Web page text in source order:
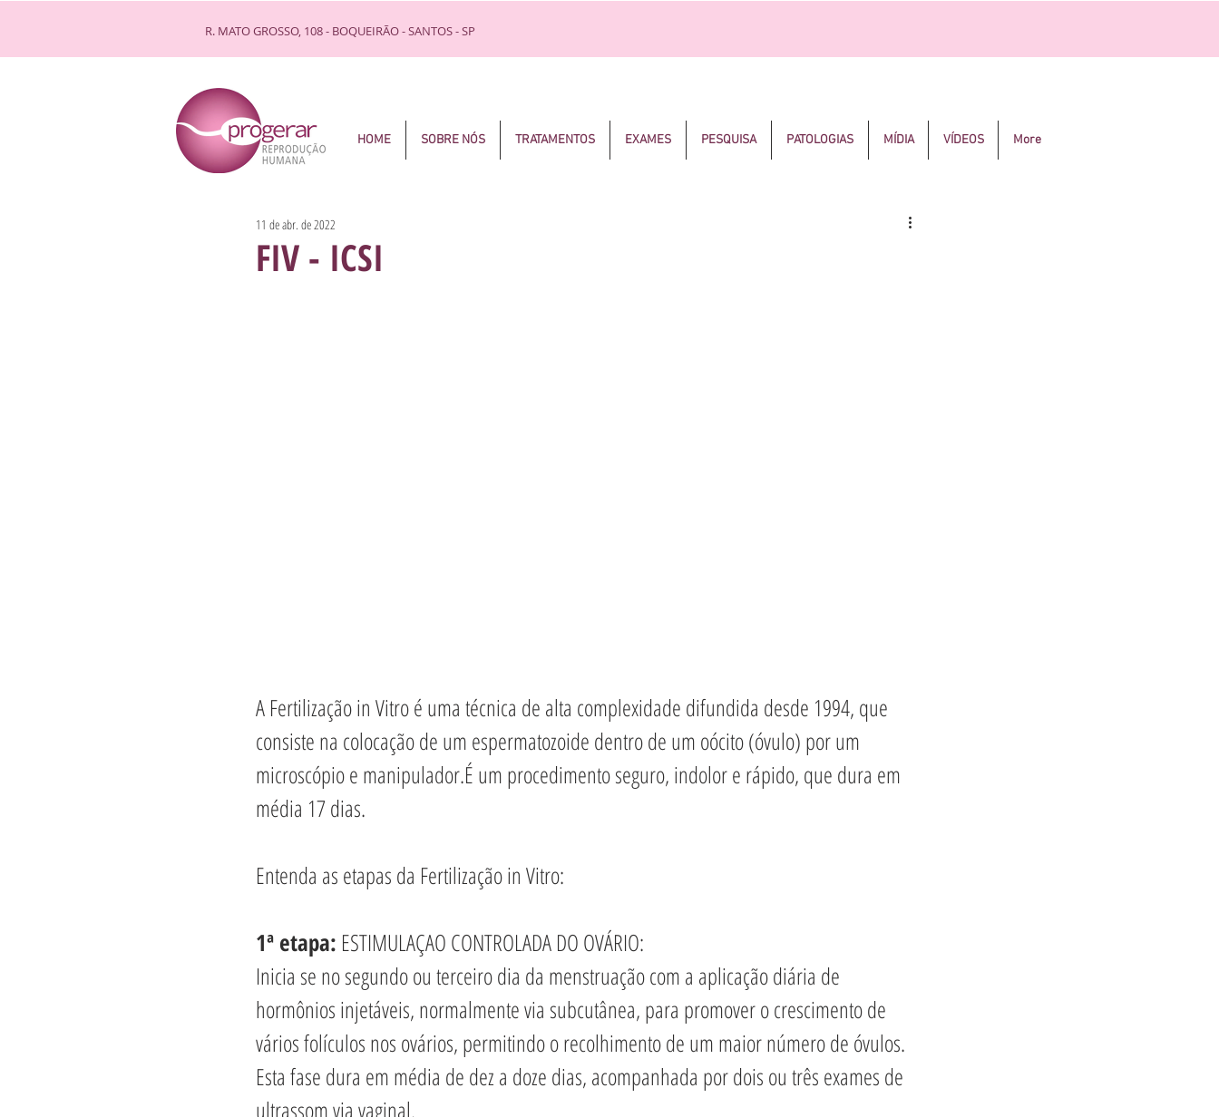
R. MATO GROSSO, 108 - BOQUEIRÃO - SANTOS - SP
HOME SOBRE NÓS TRATAMENTOS EXAMES PESQUISA PATOLOGIAS MÍDIA VÍDEOS More
FIV - ICSI
11 de abr. de 2022
A Fertilização in Vitro é uma técnica de alta complexidade difundida desde 1994, que
consiste na colocação de um espermatozoide dentro de um oócito (óvulo) por um
microscópio e manipulador.É um procedimento seguro, indolor e rápido, que dura em
média 17 dias.
Entenda as etapas da Fertilização in Vitro:
1ª etapa: ESTIMULAÇAO CONTROLADA DO OVÁRIO:
Inicia se no segundo ou terceiro dia da menstruação com a aplicação diária de
hormônios injetáveis, normalmente via subcutânea, para promover o crescimento de
vários folículos nos ovários, permitindo o recolhimento de um maior número de óvulos.
Esta fase dura em média de dez a doze dias, acompanhada por dois ou três exames de
ultrassom via vaginal.